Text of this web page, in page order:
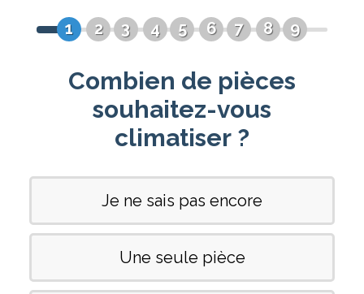
1
2 3 4 5 6 7 8 9
Combien de pièces
souhaitez-vous
climatiser ?
Je ne sais pas encore
Une seule pièce